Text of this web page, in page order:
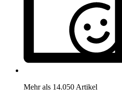
Mehr als 14.050 Artikel